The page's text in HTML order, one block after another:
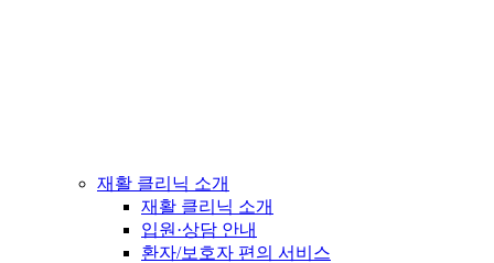
재활 클리닉 소개
재활 클리닉 소개
입원·상담 안내
환자/보호자 편의 서비스